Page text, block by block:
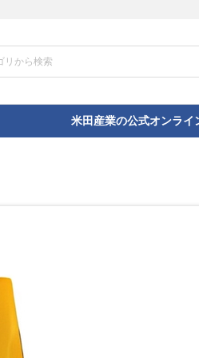
米田産業の公式オンライ